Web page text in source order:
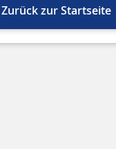
Zurück zur Startseite